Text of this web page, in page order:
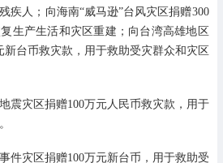
疾人；向海南“威马逊”台风灾区捐赠300
生产生活和灾区重建；向台湾高雄地区
新台币救灾款，用于救助受灾群众和灾区
灾区捐赠100万元人民币救灾款，用于
灾区捐赠100万元新台币，用于救助受